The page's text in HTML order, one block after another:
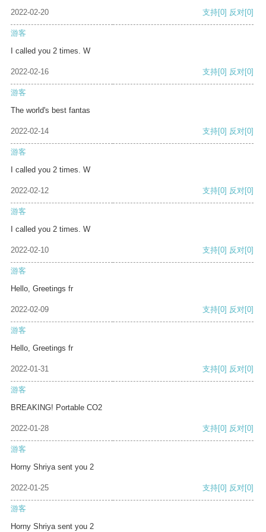
2022-02-20 支持[0] 反对[0]
游客
I called you 2 times. W
2022-02-16 支持[0] 反对[0]
游客
The world's best fantas
2022-02-14 支持[0] 反对[0]
游客
I called you 2 times. W
2022-02-12 支持[0] 反对[0]
游客
I called you 2 times. W
2022-02-10 支持[0] 反对[0]
游客
Hello, Greetings fr
2022-02-09 支持[0] 反对[0]
游客
Hello, Greetings fr
2022-01-31 支持[0] 反对[0]
游客
BREAKING! Portable CO2
2022-01-28 支持[0] 反对[0]
游客
Horny Shriya sent you 2
2022-01-25 支持[0] 反对[0]
游客
Horny Shriya sent you 2